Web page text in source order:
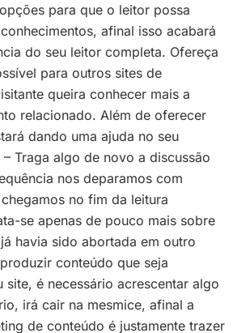
para que o leitor possa
afinal isso acabará
do seu leitor completa. Ofereça
para outros sites de
queira conhecer mais a
relacionado. Além de oferecer
dando uma ajuda no seu
Traga algo de novo a discussão
nos deparamos com
no fim da leitura
se apenas de pouco mais sobre
havia sido abortada em outro
conteúdo que seja
site, é necessário acrescentar algo
irá cair na mesmice, afinal a
de conteúdo é justamente trazer